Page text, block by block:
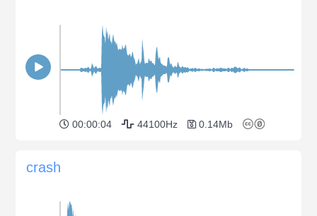
00:00:04 44100Hz 0.14Mb
crash